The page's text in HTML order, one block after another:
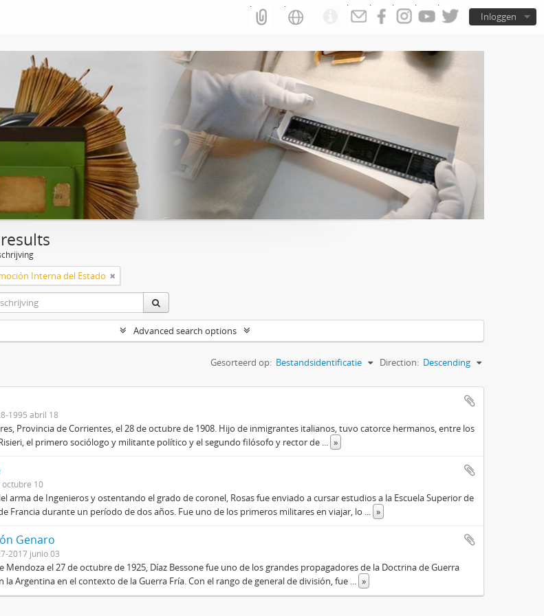
Inloggen
Interna del Estado
Advanced search options
Gesorteerd op: Bestandsidentificatie Direction: Descending
1995 abril 18
Provincia de Corrientes, el 28 de octubre de 1908. Hijo de inmigrantes italianos, tuvo catorce hermanos, entre los
el primero sociólogo y militante político y el segundo filósofo y rector de
»
octubre 10
arma de Ingenieros y ostentando el grado de coronel, Rosas fue enviado a cursar estudios a la Escuela Superior de
Francia durante un período de dos años. Fue uno de los primeros militares en viajar, lo
»
Genaro
2017 junio 03
Mendoza el 27 de octubre de 1925, Díaz Bessone fue uno de los grandes propagadores de la Doctrina de Guerra
Argentina en el contexto de la Guerra Fría. Con el rango de general de división, fue
»